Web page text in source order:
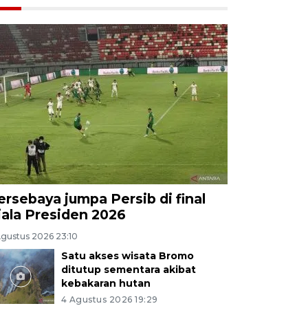
jumpa Persib di final
Presiden 2026
2026 23:10
Satu akses wisata Bromo
ditutup sementara akibat
kebakaran hutan
4 Agustus 2026 19:29